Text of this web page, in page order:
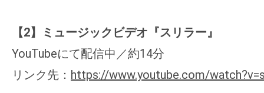
【2】ミュージックビデオ『スリラー』
YouTubeにて配信中／約14分
リンク先： https://www.youtube.com/